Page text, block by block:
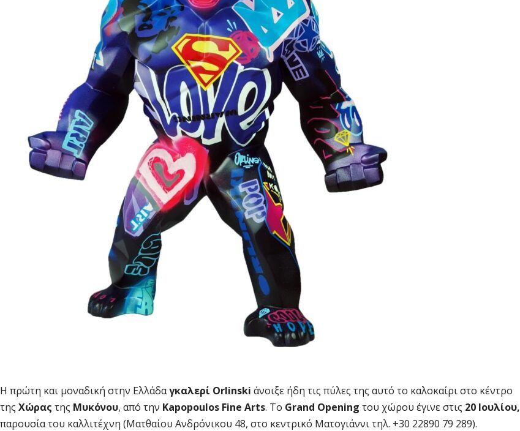
Η πρώτη και μοναδική στην Ελλάδαγκαλερί Orlinski άνοιξε ήδη τις πύλες της αυτό το καλοκαίρι στο κέντρο
της Χώρας της Μυκόνου, από την Kapopoulos Fine Arts. To Grand Opening του χώρου έγινε στις 20 Ιουλίου,
παρουσία του καλλιτέχνη (Ματθαίου Ανδρόνικου 48, στο κεντρικό Ματογιάννι τηλ. +30 22890 79 289).